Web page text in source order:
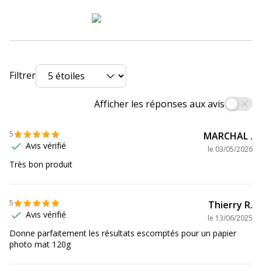
Données logistiques
Quantité emballée 1
Filtrer
Afficher les réponses aux avis
5
Avis vérifié
MARCHAL .
le 03/05/2026
Très bon produit
5
Avis vérifié
Thierry R.
le 13/06/2025
Donne parfaitement les résultats escomptés pour un papier
photo mat 120g